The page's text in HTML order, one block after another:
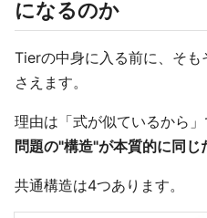
になるのか
Tierの中身に入る前に、そ
さえます。
理由は「式が似ているから」
問題の"構造"が本質的に同じ
共通構造は4つあります。